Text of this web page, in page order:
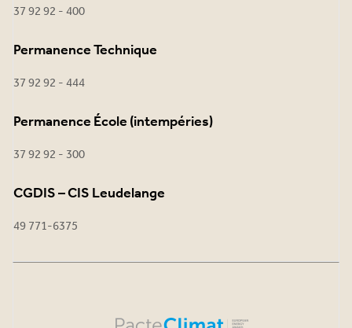
37 92 92 - 400
Permanence Technique
37 92 92 - 444
Permanence École (intempéries)
37 92 92 - 300
CGDIS – CIS Leudelange
49 771-6375